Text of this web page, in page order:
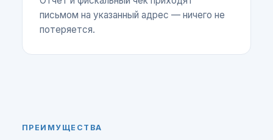
письмом на указанный адрес — ничего не
потеряется.
ПРЕИМУЩЕСТВА